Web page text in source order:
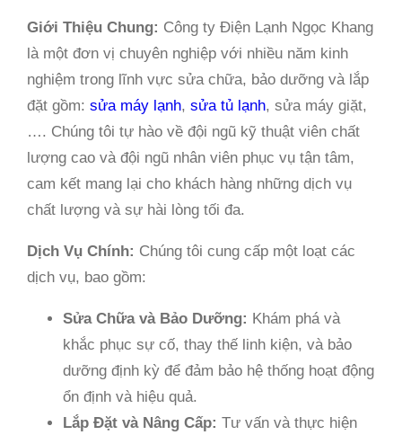
Giới Thiệu Chung: Công ty Điện Lạnh Ngọc Khang
là một đơn vị chuyên nghiệp với nhiều năm kinh
nghiệm trong lĩnh vực sửa chữa, bảo dưỡng và lắp
đặt gồm: sửa máy lạnh, sửa tủ lạnh, sửa máy giặt,
…. Chúng tôi tự hào về đội ngũ kỹ thuật viên chất
lượng cao và đội ngũ nhân viên phục vụ tận tâm,
cam kết mang lại cho khách hàng những dịch vụ
chất lượng và sự hài lòng tối đa.
Dịch Vụ Chính: Chúng tôi cung cấp một loạt các
dịch vụ, bao gồm:
Sửa Chữa và Bảo Dưỡng: Khám phá và
khắc phục sự cố, thay thế linh kiện, và bảo
dưỡng định kỳ để đảm bảo hệ thống hoạt động
ổn định và hiệu quả.
Lắp Đặt và Nâng Cấp: Tư vấn và thực hiện